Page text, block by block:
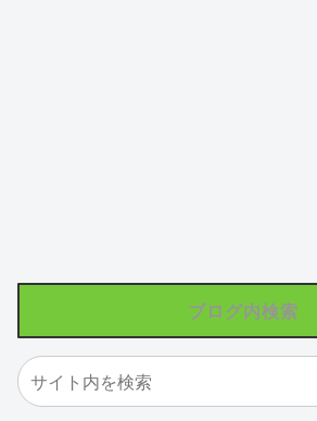
ブログ内検索